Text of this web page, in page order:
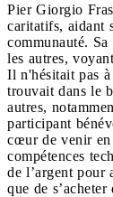
Pier Giorgio
caritatifs, aidant
communauté.
les autres,
Il n'hésitait pas à
trouvait dans le
autres,
participant
cœur de venir en
compétences
de l’argent pour
que de